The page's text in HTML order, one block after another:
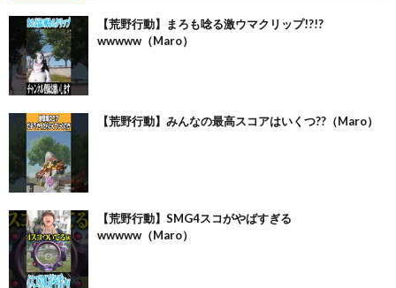
【荒野行動】まろも唸る激ウマクリップ!?!?
wwwww（Maro）
【荒野行動】みんなの最高スコアはいくつ??（Maro）
【荒野行動】SMG4スコがやばすぎる
wwwww（Maro）